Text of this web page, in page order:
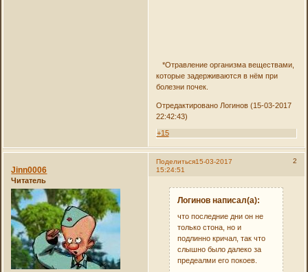
*Отравление организма веществами,
которые задерживаются в нём при
болезни почек.
Отредактировано Логинов (15-03-2017
22:42:43)
+15
Поделиться 2
15-03-2017
15:24:51
Jinn0006
Читатель
Логинов написал(а):
что последние дни он не
только стона, но и
подлинно кричал, так что
слышно было далеко за
предеалми его покоев.